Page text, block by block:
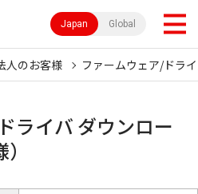
Japan Global
人のお客様 ファームウェア/ドラ
ライバ ダウンロー